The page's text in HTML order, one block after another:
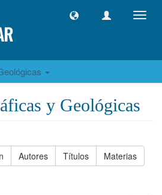
y Geológicas
Autores Títulos Materias